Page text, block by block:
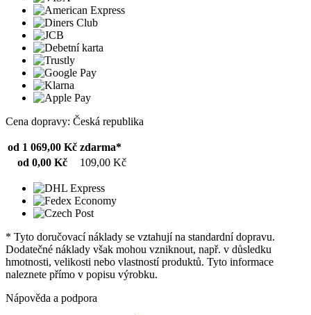
Cena dopravy: Česká republika
od 1 069,00 Kč zdarma*
od 0,00 Kč
109,00 Kč
* Tyto doručovací náklady se vztahují na standardní dopravu.
Dodatečné náklady však mohou vzniknout, např. v důsledku
hmotnosti, velikosti nebo vlastností produktů. Tyto informace
naleznete přímo v popisu výrobku.
Nápověda a podpora